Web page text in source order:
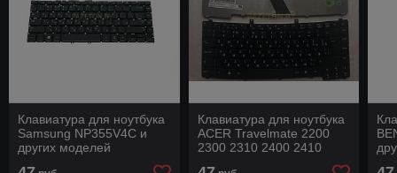
Клавиатура для ноутбука
Samsung NP355V4C и
других моделей
Клавиатура для ноутбука
ACER Travelmate 2200
2300 2310 2400 2410